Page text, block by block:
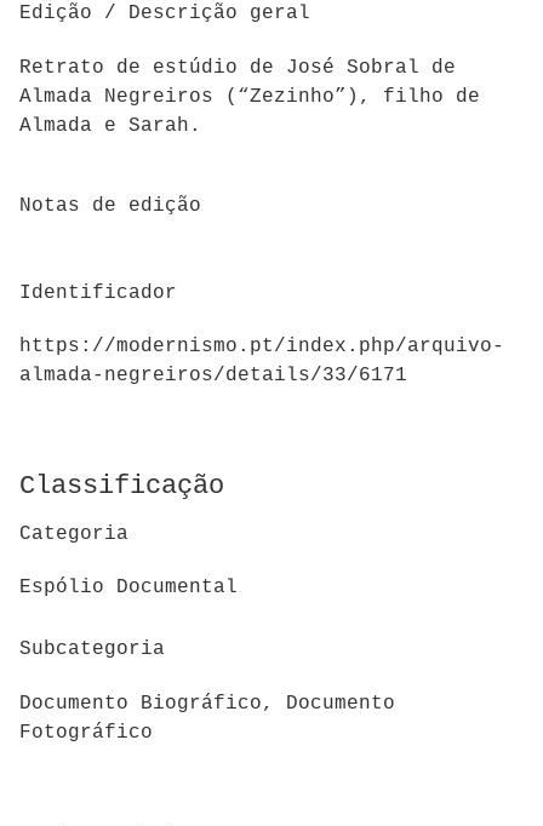
Edição / Descrição geral
Retrato de estúdio de José Sobral de
Almada Negreiros (“Zezinho”), filho de
Almada e Sarah.
Notas de edição
Identificador
https://modernismo.pt/index.php/arquivo-
almada-negreiros/details/33/6171
Classificação
Categoria
Espólio Documental
Subcategoria
Documento Biográfico, Documento
Fotográfico